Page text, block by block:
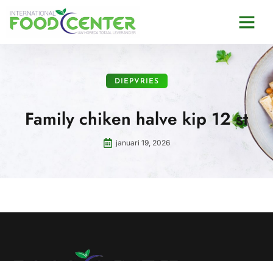
DIEPVRIES
Family chiken halve kip 12 st
januari 19, 2026